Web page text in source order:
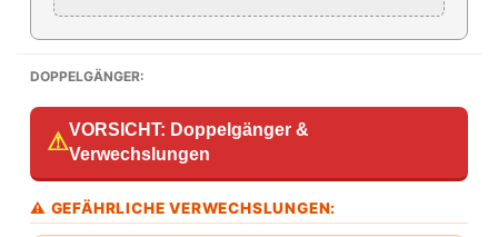
DOPPELGÄNGER:
⚠VORSICHT: Doppelgänger &
Verwechslungen
⚠ GEFÄHRLICHE VERWECHSLUNGEN: